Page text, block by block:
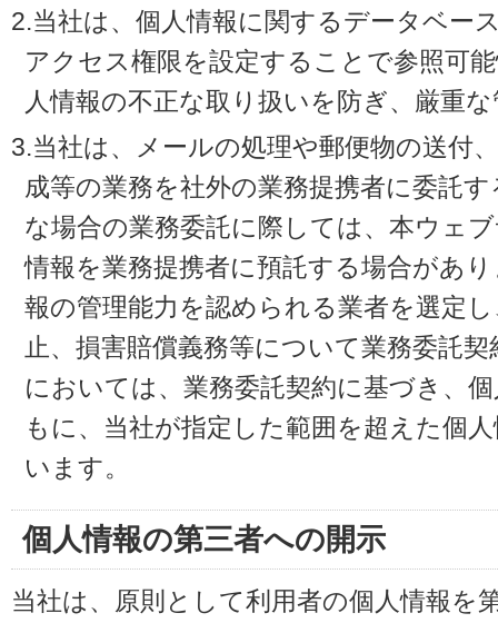
2.当社は、個人情報に関するデータベー
アクセス権限を設定することで参照可
人情報の不正な取り扱いを防ぎ、厳重
3.当社は、メールの処理や郵便物の送付
成等の業務を社外の業務提携者に委託
な場合の業務委託に際しては、本ウェ
情報を業務提携者に預託する場合があ
報の管理能力を認められる業者を選定
止、損害賠償義務等について業務委託
においては、業務委託契約に基づき、
もに、当社が指定した範囲を超えた個
います。
個人情報の第三者への開示
当社は、原則として利用者の個人情報を